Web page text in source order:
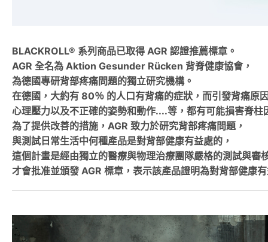
BLACKROLL® 系列商品已取得 AGR 認證推薦標章。
AGR 全名為 Aktion Gesunder Rücken 背脊健康協會，
為德國專研背部疼痛問題的獨立研究機構。
在德國，大約有 80％ 的人口有背痛的症狀，而引發背痛原
心理壓力以及不正確的姿勢和動作....等，都有可能損害脊柱
為了提供改善的措施，AGR 致力於研究背部疼痛問題，
與測試日常生活中何種產品是對背部健康有益處的，
這個計畫是經由獨立的醫療與物理治療團隊嚴格的測試與審
才會批准並頒發 AGR 標章，表示該產品證明為對背部健康